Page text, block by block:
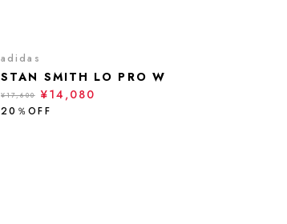
adidas
STAN SMITH LO PRO W
¥17,600 ¥14,080
20％OFF